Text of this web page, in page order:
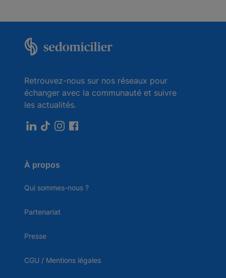
Retrouvez-nous sur nos réseaux pour
échanger avec la communauté et suivre
les actualités.
À propos
Qui sommes-nous ?
Partenariat
Presse
CGU / Mentions légales